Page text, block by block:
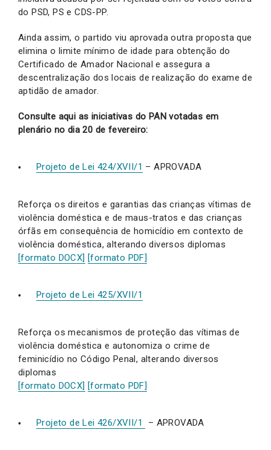
do PSD, PS e CDS-PP.
Ainda assim, o partido viu aprovada outra proposta que
elimina o limite mínimo de idade para obtenção do
Certificado de Amador Nacional e assegura a
descentralização dos locais de realização do exame de
aptidão de amador.
Consulte aqui as iniciativas do PAN votadas em
plenário no dia 20 de fevereiro:
Projeto de Lei 424/XVII/1 – APROVADA
Reforça os direitos e garantias das crianças vítimas de
violência doméstica e de maus-tratos e das crianças
órfãs em consequência de homicídio em contexto de
violência doméstica, alterando diversos diplomas
[formato DOCX] [formato PDF]
Projeto de Lei 425/XVII/1
Reforça os mecanismos de proteção das vítimas de
violência doméstica e autonomiza o crime de
feminicídio no Código Penal, alterando diversos
diplomas
[formato DOCX] [formato PDF]
Projeto de Lei 426/XVII/1 – APROVADA